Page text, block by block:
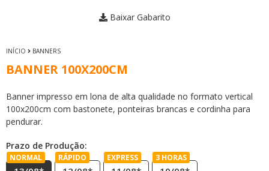
Baixar Gabarito
INÍCIO BANNERS
BANNER 100X200CM
Banner impresso em lona de alta qualidade no formato vertical
100x200cm com bastonete, ponteiras brancas e cordinha para
pendurar.
Prazo de Produção:
NORMAL RÁPIDO EXPRESS 3 HORAS